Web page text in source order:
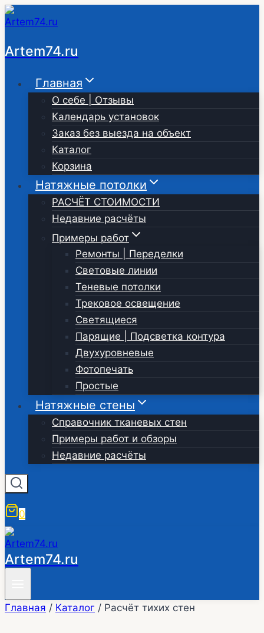
Перейти
к
содержимому
Artem74.ru
Главная
О себе | Отзывы
Календарь установок
Заказ без выезда на объект
Каталог
Корзина
Натяжные потолки
РАСЧЁТ СТОИМОСТИ
Недавние расчёты
Примеры работ
Ремонты | Переделки
Световые линии
Теневые потолки
Трековое освещение
Светящиеся
Парящие | Подсветка контура
Двухуровневые
Фотопечать
Простые
Натяжные стены
Справочник тканевых стен
Примеры работ и обзоры
Недавние расчёты
0
Artem74.ru
Главная / Каталог / Расчёт тихих стен